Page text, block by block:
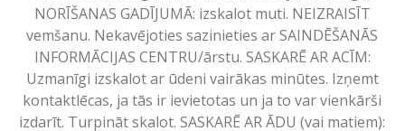
NORĪŠANAS GADĪJUMĀ: izskalot muti. NEIZRAISĪT
vemšanu. Nekavējoties sazinieties ar SAINDĒŠANĀS
INFORMĀCIJAS CENTRU/ārstu. SASKARĒ AR ACĪM:
Uzmanīgi izskalot ar ūdeni vairākas minūtes. Izņemt
kontaktlēcas, ja tās ir ievietotas un ja to var vienkārši
izdarīt. Turpināt skalot. SASKARĒ AR ĀDU (vai matiem):